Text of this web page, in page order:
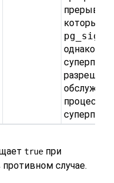
которым
однако
процессы
true при
противном случае.